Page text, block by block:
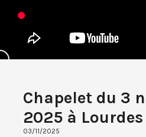
Chapelet du 3
2025 à Lourdes
03/11/2025